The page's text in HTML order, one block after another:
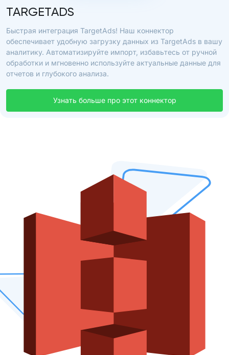
TARGETADS
Быстрая интеграция TargetAds! Наш коннектор
обеспечивает удобную загрузку данных из TargetAds в вашу
аналитику. Автоматизируйте импорт, избавьтесь от ручной
обработки и мгновенно используйте актуальные данные для
отчетов и глубокого анализа.
Узнать больше про этот коннектор